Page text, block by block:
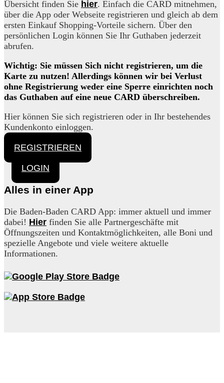
Übersicht finden Sie hier. Einfach die CARD mitnehmen,
über die App oder Webseite registrieren und gleich ab dem
ersten Einkauf Shopping-Vorteile sichern. Über den
persönlichen Login können Sie Ihr Guthaben jederzeit
abrufen.
Wichtig: Sie müssen Sich nicht registrieren, um die
Karte zu nutzen! Allerdings können wir bei Verlust
ohne Registrierung weder eine Sperre einrichten noch
das Guthaben auf eine neue CARD überschreiben.
Hier können Sie sich registrieren oder in Ihr bestehendes
Kundenkonto einloggen.
REGISTRIEREN
LOGIN
Alles in einer App
Die Baden-Baden CARD App: immer aktuell und immer
dabei! Hier finden Sie alle Partnergeschäfte mit
Öffnungszeiten und Kontaktmöglichkeiten, alle Boni und
spezielle Angebote und viele weitere aktuelle
Informationen.